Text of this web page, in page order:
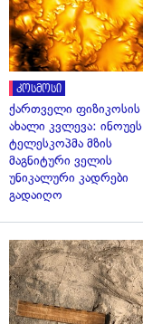
კოსმოსი
ქართველი ფიზიკოსის
ახალი კვლევა: ინოუეს
ტელესკოპმა მზის
მაგნიტური ველის
უნიკალური კადრები
გადაიღო